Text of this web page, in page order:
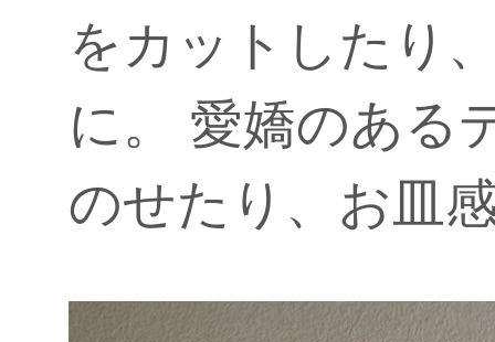
をカットしたり
に。 愛嬌のある
のせたり、お皿